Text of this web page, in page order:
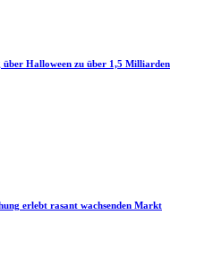
Halloween zu über 1,5 Milliarden
erlebt rasant wachsenden Markt